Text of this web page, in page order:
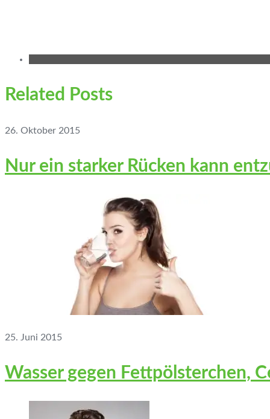
Related Posts
26. Oktober 2015
Nur ein starker Rücken kann
25. Juni 2015
Wasser gegen Fettpölsterchen,